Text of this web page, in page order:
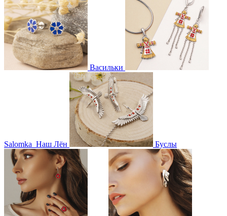
Васильки
Salomka Наш Лён Буслы